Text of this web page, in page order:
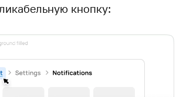
кнопку: